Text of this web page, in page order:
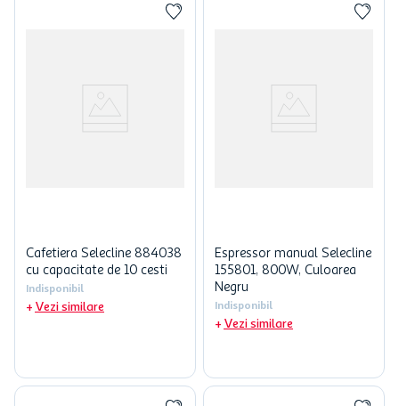
Cafetiera Selecline 884038
cu capacitate de 10 cesti
Indisponibil
Vezi similare
Espressor manual Selecline
155801, 800W, Culoarea
Negru
Indisponibil
Vezi similare